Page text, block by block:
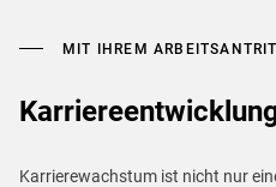
MIT IHREM
Karrierewachstum ist nicht nur